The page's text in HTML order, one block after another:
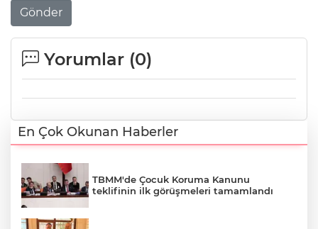
Gönder
Yorumlar (0)
En Çok Okunan Haberler
TBMM'de Çocuk Koruma Kanunu
teklifinin ilk görüşmeleri tamamlandı